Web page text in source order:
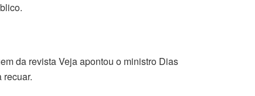
da revista Veja apontou o ministro Dias
recuar.